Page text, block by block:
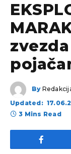
By
Updated:
3 Mins Read